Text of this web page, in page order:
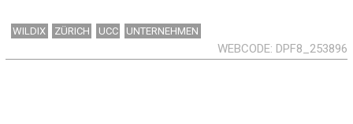
WILDIX ZÜRICH UCC UNTERNEHMEN
WEBCODE DPF8_253896